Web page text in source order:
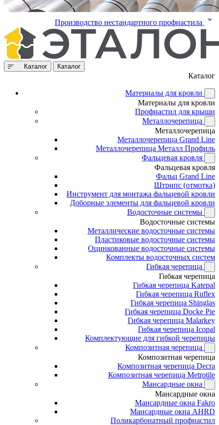
Производство нестандартного профнастила
Каталог Каталог
Каталог
Материалы для кровли
Материалы для кровли
Профнастил для крыши
Металлочерепица
Металлочерепица
Металлочерепица Grand Line
Металлочерепица Металл Профиль
Фальцевая кровля
Фальцевая кровля
Фальц Grand Line
Штрипс (отмотка)
Инструмент для монтажа фальцевой кровли
Доборные элементы для фальцевой кровли
Водосточные системы
Водосточные системы
Металлические водосточные системы
Пластиковые водосточные системы
Оцинкованные водосточные системы
Комплекты водосточных систем
Гибкая черепица
Гибкая черепица
Гибкая черепица Katepal
Гибкая черепица Ruflex
Гибкая черепица Shinglas
Гибкая черепица Docke Pie
Гибкая черепица Malarkey
Гибкая черепица Icopal
Комплектующие для гибкой черепицы
Композитная черепица
Композитная черепица
Композитная черепица Decra
Композитная черепица Metrotile
Мансардные окна
Мансардные окна
Мансардные окна Fakro
Мансардные окна AHRD
Поликарбонатный профнастил